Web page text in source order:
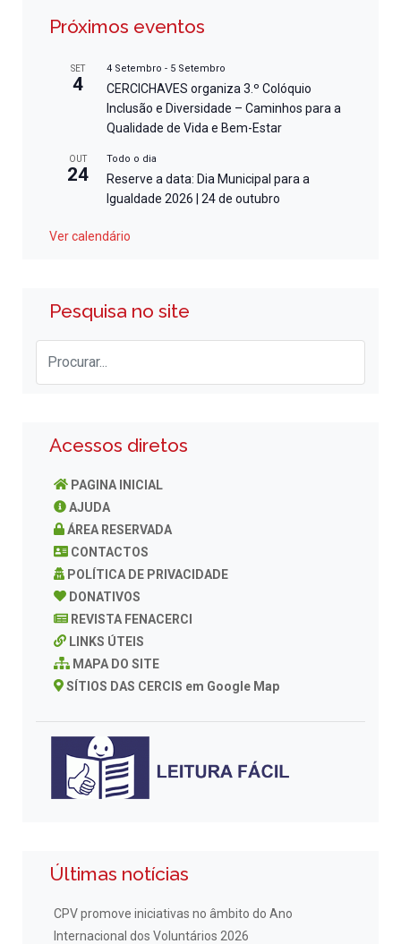
Próximos eventos
SET
4
4 Setembro - 5 Setembro
CERCICHAVES organiza 3.º Colóquio
Inclusão e Diversidade – Caminhos para a
Qualidade de Vida e Bem-Estar
OUT
24
Todo o dia
Reserve a data: Dia Municipal para a
Igualdade 2026 | 24 de outubro
Ver calendário
Pesquisa no site
Acessos diretos
PAGINA INICIAL
AJUDA
ÁREA RESERVADA
CONTACTOS
POLÍTICA DE PRIVACIDADE
DONATIVOS
REVISTA FENACERCI
LINKS ÚTEIS
MAPA DO SITE
SÍTIOS DAS CERCIS em Google Map
Últimas notícias
CPV promove iniciativas no âmbito do Ano
Internacional dos Voluntários 2026